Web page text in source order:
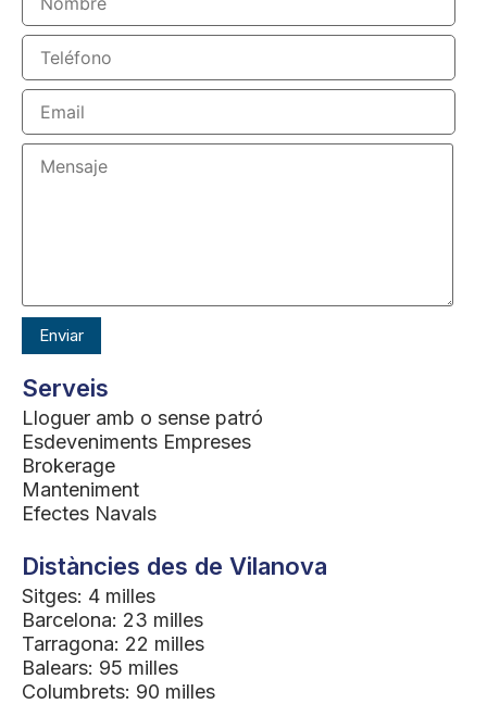
Serveis
Lloguer amb o sense patró
Esdeveniments Empreses
Brokerage
Manteniment
Efectes Navals
Distàncies des de Vilanova
Sitges: 4 milles
Barcelona: 23 milles
Tarragona: 22 milles
Balears: 95 milles
Columbrets: 90 milles